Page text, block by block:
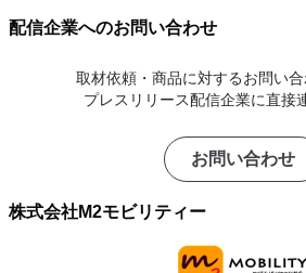
配信企業へのお問い合わせ
取材依頼・商品に対するお問い合
プレスリリース配信企業に直接
お問い合わせ
株式会社M2モビリティー